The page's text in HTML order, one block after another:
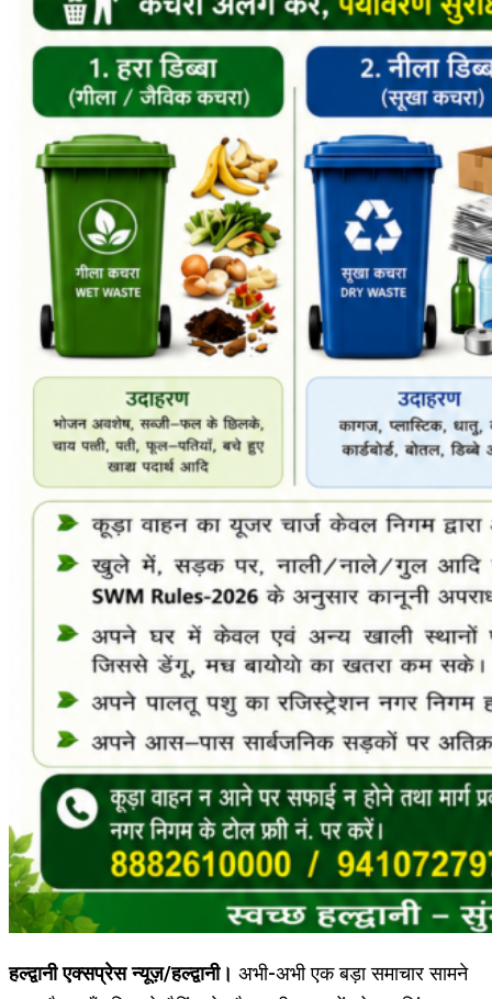
हल्द्वानी एक्सप्रेस न्यूज़/हल्द्वानी। अभी-अभी एक बड़ा समाचार सामने